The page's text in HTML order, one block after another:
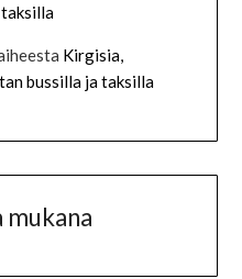
taksilla
Kirgisia,
bussilla ja taksilla
mukana